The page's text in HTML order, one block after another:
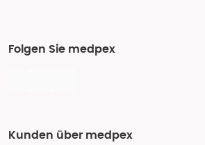
Folgen Sie medpex
Kunden über medpex